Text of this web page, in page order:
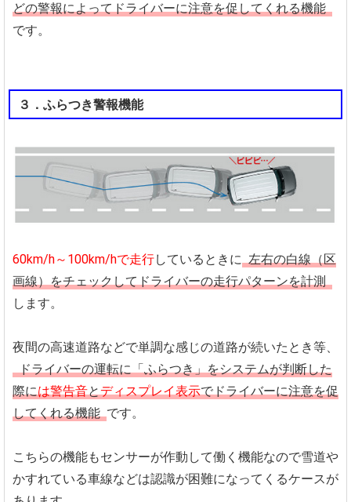
どの警報によってドライバーに注意を促してくれる機能
です。
３．ふらつき警報機能
60km/h～100km/hで走行しているときに 左右の白線（区
画線）をチェックしてドライバーの走行パターンを計測
します。
夜間の高速道路などで単調な感じの道路が続いたとき等、
ドライバーの運転に「ふらつき」をシステムが判断した
際には警告音と ディスプレイ表示でドライバーに注意を促
してくれる機能 です。
こちらの機能もセンサーが作動して働く機能なので雪道や
かすれている車線などは認識が困難になってくるケースが